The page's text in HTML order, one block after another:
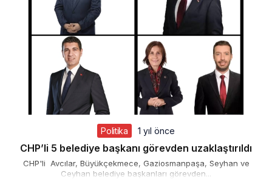
Politika 1 yıl önce
CHP’li 5 belediye başkanı görevden uzaklaştırıldı
CHP'li Avcılar, Büyükçekmece, Gaziosmanpaşa, Seyhan ve
Ceyhan belediye başkanları görevden...